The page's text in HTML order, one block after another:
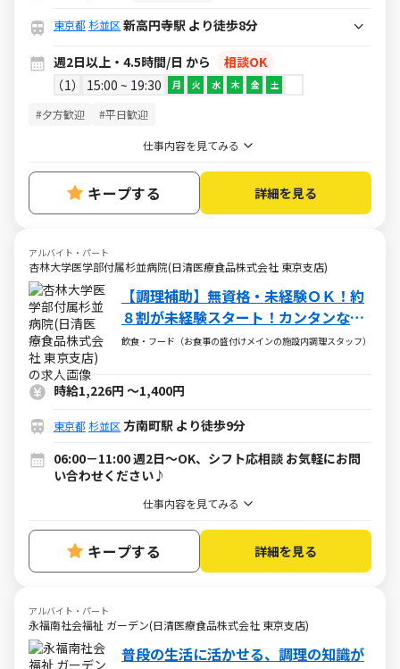
東京都 杉並区 新高円寺駅 より徒歩8分
週2日以上・4.5時間/日 から
相談OK
1
15:00 ~ 19:30 月 火 水 木 金 土
#夕方歓迎 #平日歓迎
仕事内容を見てみる
キープする 詳細を見る
アルバイト・パート
杏林大学医学部付属杉並病院(日清医療食品株式会社 東京支店)
【調理補助】無資格・未経験ＯＫ！約
８割が未経験スタート！カンタンな盛
付・配下膳・洗浄など
飲食・フード（お食事の盛付けメインの施設内調理スタッフ）
時給1,226円 ～1,400円
東京都 杉並区 方南町駅 より徒歩9分
06:00－11:00 週2日～OK、シフト応相談 お気軽にお問
い合わせください♪
仕事内容を見てみる
キープする 詳細を見る
アルバイト・パート
永福南社会福祉 ガーデン(日清医療食品株式会社 東京支店)
普段の生活に活かせる、調理の知識が